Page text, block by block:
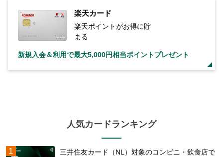
楽天カード
楽天ポイントがお得に貯
まる
新規入会＆利用で最大5,000円相当ポイントプレゼント
人気カードランキング
三井住友カード（NL）対象のコンビニ・飲食店で